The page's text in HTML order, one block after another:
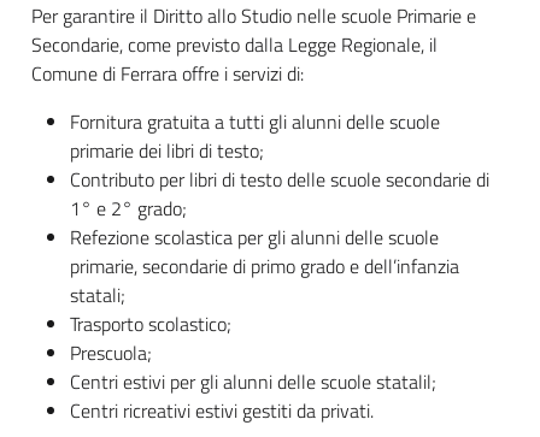
Per garantire il Diritto allo Studio nelle scuole Primarie e
Secondarie, come previsto dalla Legge Regionale, il
Comune di Ferrara offre i servizi di:
Fornitura gratuita a tutti gli alunni delle scuole
primarie dei libri di testo;
Contributo per libri di testo delle scuole secondarie di
1° e 2° grado;
Refezione scolastica per gli alunni delle scuole
primarie, secondarie di primo grado e dell’infanzia
statali;
Trasporto scolastico;
Prescuola;
Centri estivi per gli alunni delle scuole statalil;
Centri ricreativi estivi gestiti da privati.